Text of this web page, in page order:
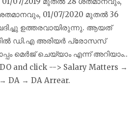
01/07/2020 മുതൽ 36
ഉത്തരവായിരുന്നു. ആയത്
ഡി.എ അരിയർ പ്രോസസ്
മെർജ് ചെയ്യാം എന്ന് അറിയാം..
and click --> Salary Matters →
DA → DA Arrear.